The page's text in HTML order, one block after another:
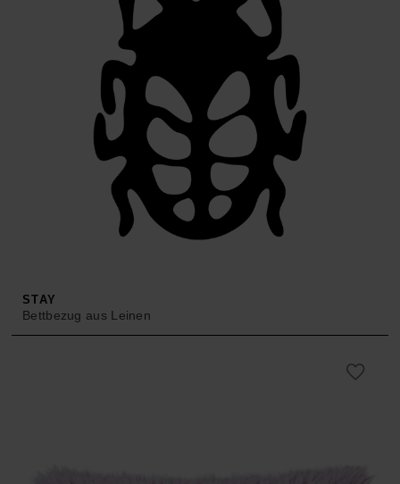
STAY
Bettbezug aus Leinen